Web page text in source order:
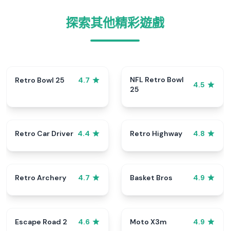
探索其他精彩遊戲
Retro Bowl 25 4.7
NFL Retro Bowl
25
4.5
Retro Car Driver 4.4 Retro Highway 4.8
Retro Archery 4.7 Basket Bros 4.9
Escape Road 2 4.6 Moto X3m 4.9